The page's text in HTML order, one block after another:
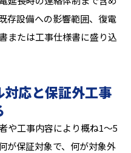
存設備への影響範囲、復電
または工事仕様書に盛り込
応と保証外工事
や工事内容により概ね1〜5
が保証対象で、何が対象外